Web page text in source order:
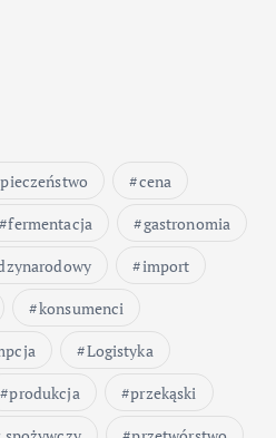
cena
fermentacja
gastronomia
import
konsumenci
Logistyka
produkcja
przekąski